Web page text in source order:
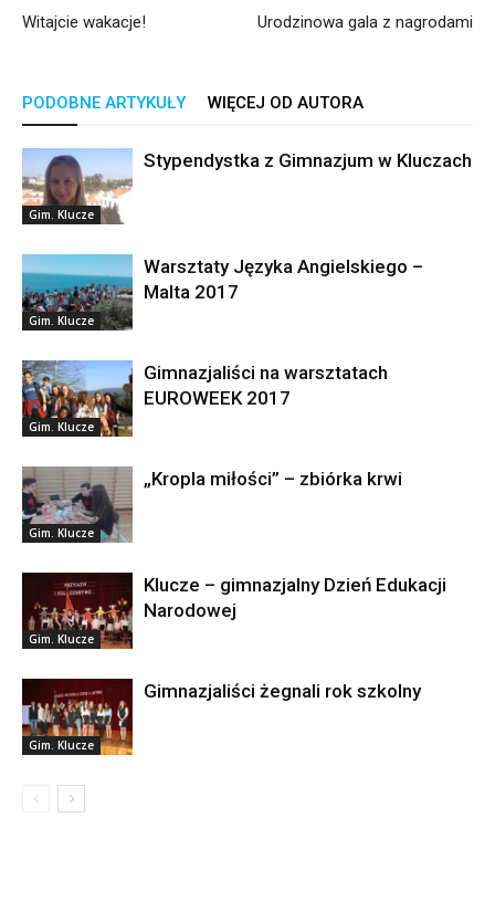
Witajcie wakacje! Urodzinowa gala z nagrodami
PODOBNE ARTYKUŁY WIĘCEJ OD AUTORA
Gim. Klucze
Stypendystka z Gimnazjum w Kluczach
Gim. Klucze
Warsztaty Języka Angielskiego –
Malta 2017
Gim. Klucze
Gimnazjaliści na warsztatach
EUROWEEK 2017
Gim. Klucze
„Kropla miłości” – zbiórka krwi
Gim. Klucze
Klucze – gimnazjalny Dzień Edukacji
Narodowej
Gim. Klucze
Gimnazjaliści żegnali rok szkolny